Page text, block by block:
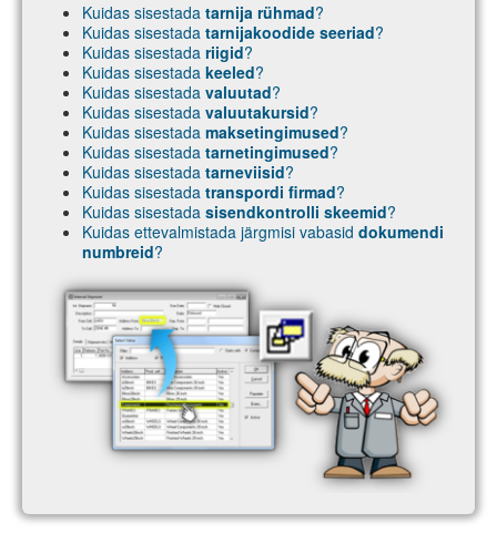
Kuidas sisestada tarnija rühmad?
Kuidas sisestada tarnijakoodide seeriad?
Kuidas sisestada riigid?
Kuidas sisestada keeled?
Kuidas sisestada valuutad?
Kuidas sisestada valuutakursid?
Kuidas sisestada maksetingimused?
Kuidas sisestada tarnetingimused?
Kuidas sisestada tarneviisid?
Kuidas sisestada transpordi firmad?
Kuidas sisestada sisendkontrolli skeemid?
Kuidas ettevalmistada järgmisi vabasid dokumendi
numbreid?